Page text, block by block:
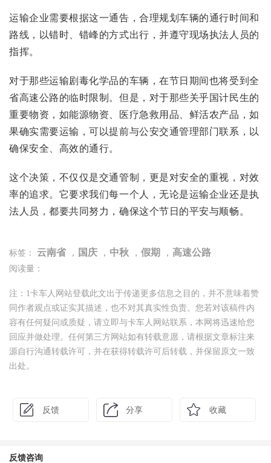
运输企业需要根据这一通告，合理规划车辆的通行时间和
路线，以错时、错峰的方式出行，并遵守现场执法人员的
指挥。
对于那些运输剧毒化学品的车辆，在节日期间也将受到全
省高速公路的临时限制。但是，对于那些关乎国计民生的
重要物资，如能源物资、医疗急救用品、鲜活农产品，如
果确实需要运输，可以提前与公安交通管理部门联系，以
确保安全、高效的通行。
这个决策，不仅仅是交通管制，更是对安全的重视，对效
率的追求。它要求我们每一个人，无论是运输企业还是执
法人员，都要共同努力，确保这个节日的平安与顺畅。
标签： 云南省， 国庆 ， 中秋 ， 假期 ， 高速公路
阅读量：
注：1卡车人网站登载此文出于传递更多信息之目的，并不意味着赞
同作者观点或证实其描述，也不对其真实性负责。您若对该稿件内
容有任何疑问或质疑，请立即与卡车人网站联系，本网将迅速给您
回应并做处理。任何第三方网站如有转载意愿，请根据文章标注来
源自行沟通转载许可，并在获得转载许可后转载，并保留原文一致
出处。
反馈 分享 收藏
反馈咨询